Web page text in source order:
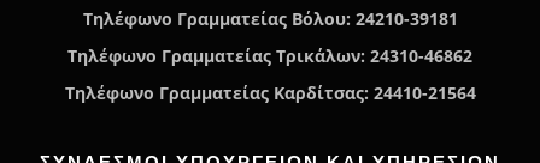
Τηλέφωνο Γραμματείας Βόλου: 24210-39181
Τηλέφωνο Γραμματείας Τρικάλων: 24310-46862
Τηλέφωνο Γραμματείας Καρδίτσας: 24410-21564